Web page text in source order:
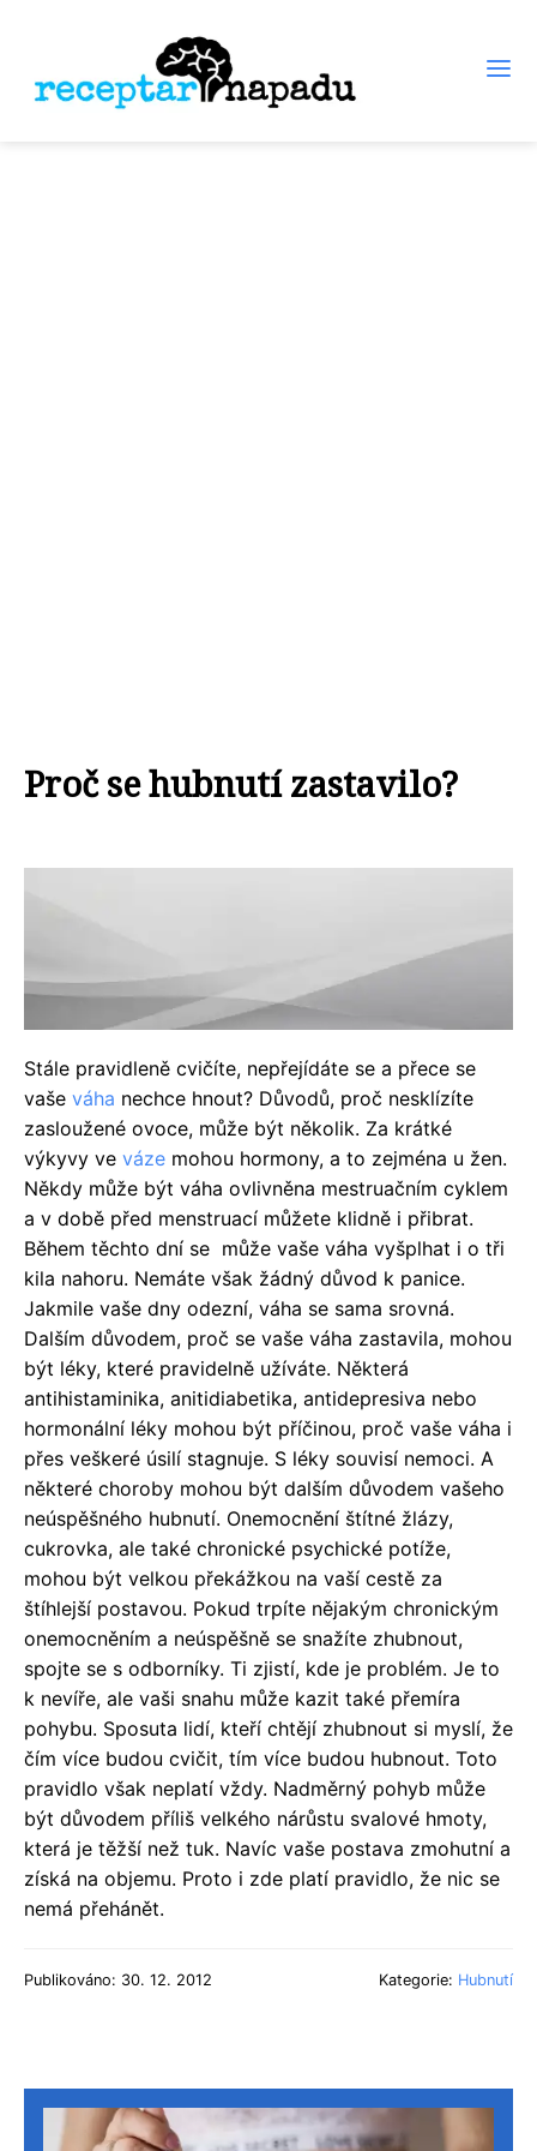
Proč se hubnutí zastavilo?
Stále pravidleně cvičíte, nepřejídáte se a přece se
vaše váha nechce hnout? Důvodů, proč nesklízíte
zasloužené ovoce, může být několik. Za krátké
výkyvy ve váze mohou hormony, a to zejména u žen.
Někdy může být váha ovlivněna mestruačním cyklem
a v době před menstruací můžete klidně i přibrat.
Během těchto dní se může vaše váha vyšplhat i o tři
kila nahoru. Nemáte však žádný důvod k panice.
Jakmile vaše dny odezní, váha se sama srovná.
Dalším důvodem, proč se vaše váha zastavila, mohou
být léky, které pravidelně užíváte. Některá
antihistaminika, anitidiabetika, antidepresiva nebo
hormonální léky mohou být příčinou, proč vaše váha i
přes veškeré úsilí stagnuje. S léky souvisí nemoci. A
některé choroby mohou být dalším důvodem vašeho
neúspěšného hubnutí. Onemocnění štítné žlázy,
cukrovka, ale také chronické psychické potíže,
mohou být velkou překážkou na vaší cestě za
štíhlejší postavou. Pokud trpíte nějakým chronickým
onemocněním a neúspěšně se snažíte zhubnout,
spojte se s odborníky. Ti zjistí, kde je problém. Je to
k nevíře, ale vaši snahu může kazit také přemíra
pohybu. Sposuta lidí, kteří chtějí zhubnout si myslí, že
čím více budou cvičit, tím více budou hubnout. Toto
pravidlo však neplatí vždy. Nadměrný pohyb může
být důvodem příliš velkého nárůstu svalové hmoty,
která je těžší než tuk. Navíc vaše postava zmohutní a
získá na objemu. Proto i zde platí pravidlo, že nic se
nemá přehánět.
Publikováno: 30. 12. 2012 Kategorie: Hubnutí